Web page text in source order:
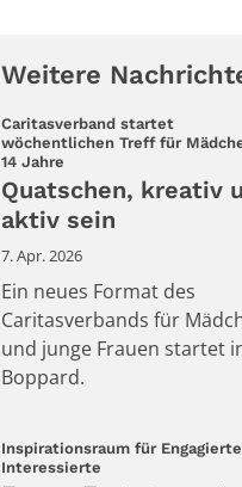
Weitere
Caritasverband startet
wöchentlichen Treff für
14 Jahre
Quatschen, kreativ
aktiv sein
7. Apr. 2026
Ein neues Format des
Caritasverbands für
und junge Frauen startet
Boppard.
Inspirationsraum für
Interessierte